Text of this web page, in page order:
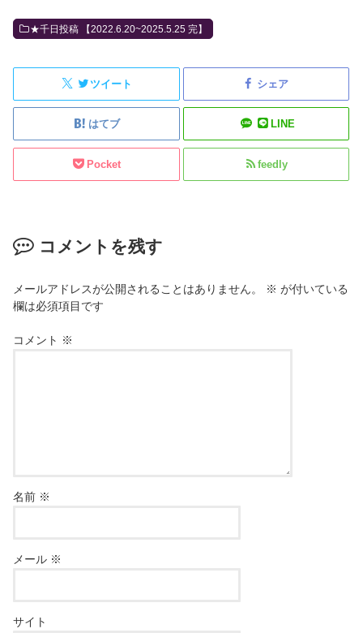
★千日投稿 【2022.6.20~2025.5.25 完】
ツイート シェア
はてブ LINE
Pocket feedly
コメントを残す
メールアドレスが公開されることはありません。 ※ が付いている
欄は必須項目です
コメント ※
名前 ※
メール ※
サイト